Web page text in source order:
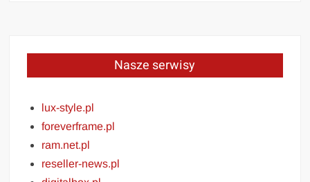
Nasze serwisy
lux-style.pl
foreverframe.pl
ram.net.pl
reseller-news.pl